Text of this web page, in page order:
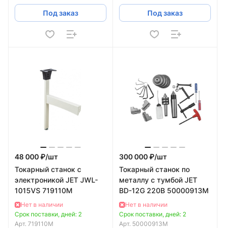
Под заказ Под заказ
48 000 ₽/шт
Токарный станок с
электроникой JET JWL-
1015VS 719110M
Нет в наличии
Срок поставки, дней: 2
Арт. 719110M
300 000 ₽/шт
Токарный станок по
металлу с тумбой JET
BD-12G 220В 50000913M
Нет в наличии
Срок поставки, дней: 2
Арт. 50000913M